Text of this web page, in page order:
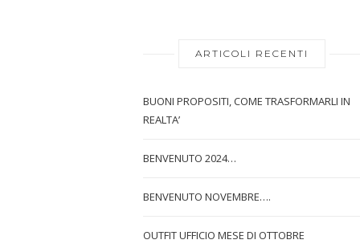
ARTICOLI RECENTI
BUONI PROPOSITI, COME TRASFORMARLI IN
REALTA’
BENVENUTO 2024…
BENVENUTO NOVEMBRE….
OUTFIT UFFICIO MESE DI OTTOBRE